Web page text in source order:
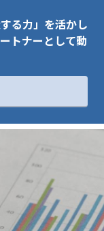
る力」を活かし
トナーとして動